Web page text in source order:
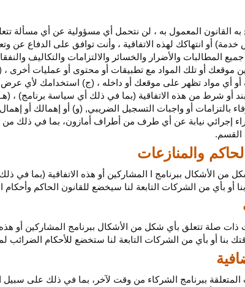
القانون المعمول به ، لن نتحمل أي مسؤولية عن أي مسألة
أو انتهاكك لهذه الاتفاقية ، وأنت توافق على الدفاع عن
المطالبات والأضرار والخسائر والالتزامات والتكاليف
موقعك أو تلك المواد مع تطبيقات أو محتوى أو عمليات أخرى ،
أو أي مواد تظهر على موقعك أو داخله ، (ج) استخدامك لأي عرض
بند أو شرط من هذه الاتفاقية (بما في ذلك أي سياسة برنامج)
بالتزامات أو واجبات التسجيل الضريبي, (و) أو إهمالك أو
إجرائي نيابة عن أي طرف من أطراف أمازون، بما في ذلك
القسم.
من الأشكال ببرنامج ا المشاركين أو هذه الاتفاقية (بما
بنا أو بأي من الشركات التابعة لنا سيخضع للقانون الحاكم
ذات صلة تتعلق بأي شكل من الأشكال ببرنامج المشاركين أو
بنا أو بأي من الشركات التابعة لنا ستخضع للأحكام الضرائب
ببرنامج الشركاء من وقت لآخر، بما في ذلك على سبيل